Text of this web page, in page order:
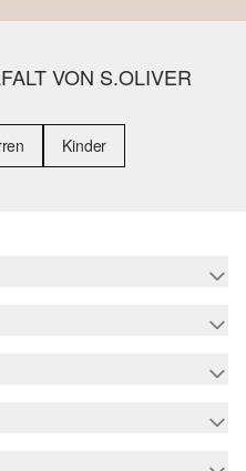
VON S.OLIVER
Kinder